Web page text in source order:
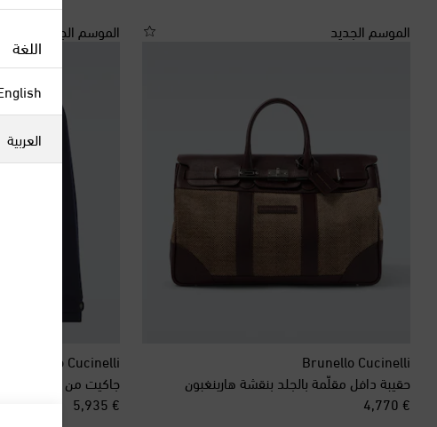
الموسم الجديد
Brunello Cucinelli
حقيبة دافل مقلّمة بالجلد بنقشة هارينغبون
€ 4,770
original price
الموسم الجديد
Brunello Cucinelli
جاكيت من الصوف
€ 5,935
original price
اللغة
العربية